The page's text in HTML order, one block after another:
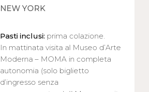
NEW YORK
Pasti inclusi: prima colazione.
In mattinata visita al Museo d’Arte
Moderna – MOMA in completa
autonomia (solo biglietto
d’ingresso senza